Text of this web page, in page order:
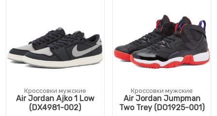
Кроссовки мужские
Air Jordan Ajko 1 Low
(DX4981-002)
Кроссовки мужские
Air Jordan Jumpman
Two Trey (DO1925-001)